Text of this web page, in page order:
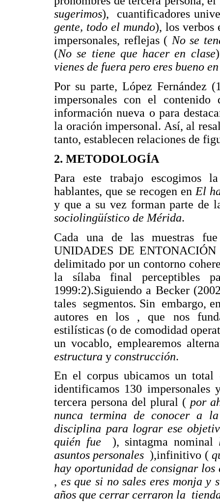
sugerimos), cuantificadores
gente, todo el mundo), los verbos
impersonales, reflejas ( No se
(No se tiene que hacer en clase
vienes de fuera pero eres bueno
Por su parte, López Fernández
impersonales con el contenido
información nueva o para
la oración impersonal. Así, al
tanto, establecen relaciones de
2. METODOLOGÍA
Para este trabajo escogimos
hablantes, que se recogen en El
y que a su vez forman parte de
sociolingüístico de Mérida.
Cada una de las muestras
UNIDADES DE
delimitado por un contorno
la sílaba final perceptibles
1999:2).Siguiendo a Becker
tales segmentos. Sin embargo,
autores en los , que nos
estilísticas (o de comodidad
un vocablo, emplearemos
estructura y construcción.
En el corpus ubicamos un total
identificamos 130 impersonales
tercera persona del plural ( por
nunca termina de conocer a
disciplina para lograr ese
quién fue
), sintagma nominal
asuntos personales ),infinitivo (
hay oportunidad de consignar los
, es que si no sales eres monja y
años que cerrar cerraron la